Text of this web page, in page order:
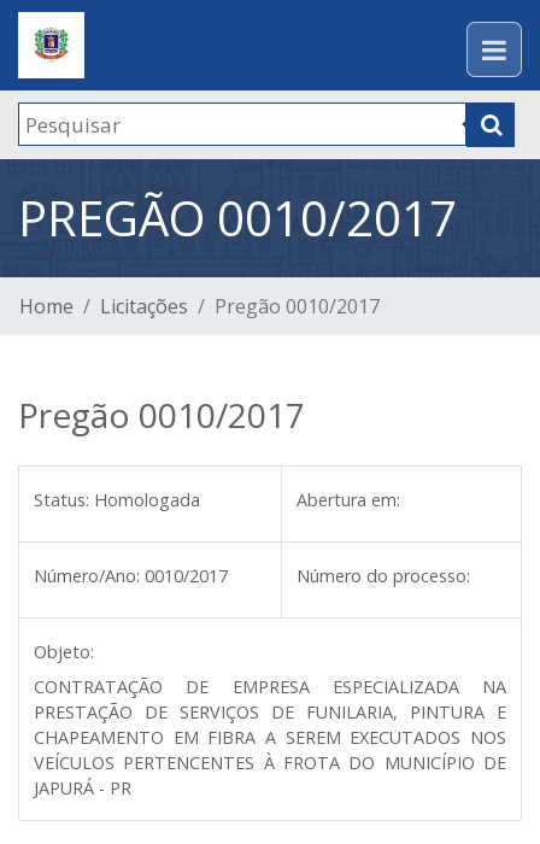
PREGÃO 0010/2017
Home Licitações Pregão 0010/2017
Pregão 0010/2017
Status: Homologada Abertura em:
Número/Ano: 0010/2017 Número do processo:
Objeto:
CONTRATAÇÃO DE EMPRESA ESPECIALIZADA NA
PRESTAÇÃO DE SERVIÇOS DE FUNILARIA, PINTURA E
CHAPEAMENTO EM FIBRA A SEREM EXECUTADOS NOS
VEÍCULOS PERTENCENTES À FROTA DO MUNICÍPIO DE
JAPURÁ - PR